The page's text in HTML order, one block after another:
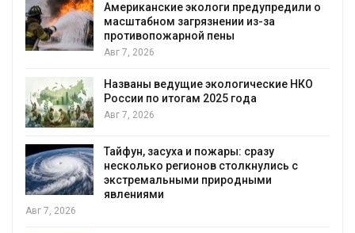
Американские экологи предупредили о
масштабном загрязнении из-за
противопожарной пены
Авг 7, 2026
Названы ведущие экологические НКО
России по итогам 2025 года
Авг 7, 2026
Тайфун, засуха и пожары: сразу
несколько регионов столкнулись с
экстремальными природными
явлениями
Авг 7, 2026